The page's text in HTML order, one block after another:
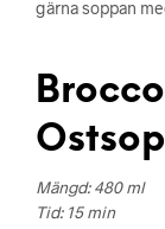
gärna soppan
Mängd: 480 ml
Tid: 15 min